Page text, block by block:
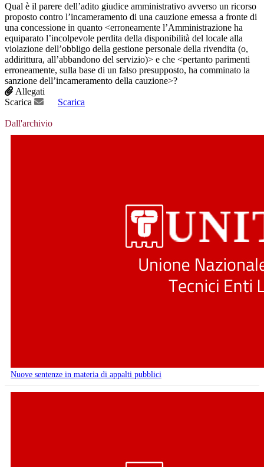
Qual è il parere dell’adito giudice amministrativo avverso un ricorso
proposto contro l’incameramento di una cauzione emessa a fronte di
una concessione in quanto <erroneamente l’Amministrazione ha
equiparato l’incolpevole perdita della disponibilità del locale alla
violazione dell’obbligo della gestione personale della rivendita (o,
addirittura, all’abbandono del servizio)> e che <pertanto parimenti
erroneamente, sulla base di un falso presupposto, ha comminato la
sanzione dell’incameramento della cauzione>?
Allegati
Scarica
Scarica
Dall'archivio
Nuove sentenze in materia di appalti pubblici